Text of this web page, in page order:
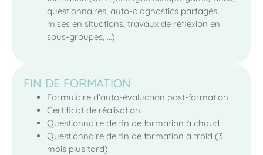
questionnaires, auto-diagnostics partagés,
mises en situations, travaux de réflexion en
sous-groupes, …)
FIN DE FORMATION
Formulaire d’auto-évaluation post-formation
Certificat de réalisation
Questionnaire de fin de formation à chaud
Questionnaire de fin de formation à froid (3
mois plus tard)